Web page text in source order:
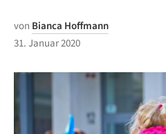
von Bianca Hoffmann
31. Januar 2020